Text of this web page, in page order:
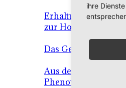
zur Hochschule
Das Genom der Rebe
Aus der Forschung
Phenovines)
ihre